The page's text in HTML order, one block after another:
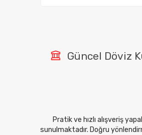
Güncel Döviz
Pratik ve hızlı alışveriş
sunulmaktadır. Doğru